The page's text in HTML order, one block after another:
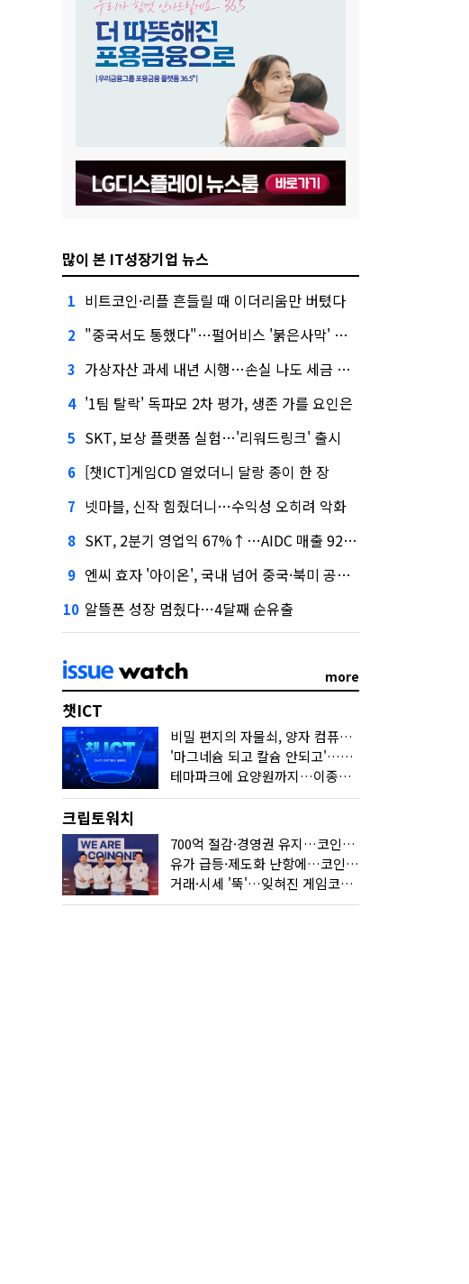
많이 본 IT성장기업 뉴스
1 비트코인·리플 흔들릴 때 이더리움만 버텼다
2 "중국서도 통했다"…펄어비스 '붉은사막' 최고 게임상
3 가상자산 과세 내년 시행…손실 나도 세금 낸다고?
4 '1팀 탈락' 독파모 2차 평가, 생존 가를 요인은
5 SKT, 보상 플랫폼 실험…'리워드링크' 출시
6 [챗ICT]게임CD 열었더니 달랑 종이 한 장
7 넷마블, 신작 힘줬더니…수익성 오히려 악화
8 SKT, 2분기 영업익 67%↑…AIDC 매출 92% 급증
9 엔씨 효자 '아이온', 국내 넘어 중국·북미 공략 나선다
10 알뜰폰 성장 멈췄다…4달째 순유출
more
챗ICT
비밀 편지의 자물쇠, 양자 컴퓨터가 연다
'마그네슘 되고 칼슘 안되고'…다음 'AI 요약' 갈 길은
테마파크에 요양원까지…이종사업 눈독 들이는 게임사
크립토워치
700억 절감·경영권 유지…코인원의 '영리한 딜'
유가 급등·제도화 난항에…코인 또 '멈칫'
거래·시세 '뚝'…잊혀진 게임코인들